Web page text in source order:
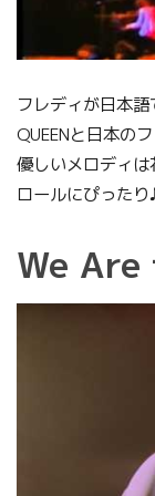
フレディが日本語
QUEENと日本の
優しいメロディ
ロールにぴったり
We Are